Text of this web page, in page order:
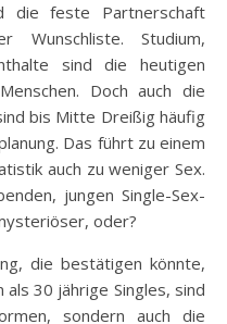
die feste Partnerschaft
Studium,
sind die heutigen
Doch auch die
bis Mitte Dreißig häufig
Das führt zu einem
auch zu weniger Sex.
jungen Single-Sex-
oder?
die bestätigen könnte,
30 jährige Singles, sind
sondern auch die